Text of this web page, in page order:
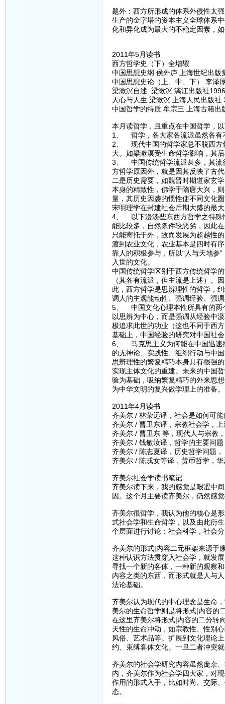
题外：西方所形成的体系外侵性太
生产的金字塔的资本主义全球体系
化和异化成为最大的不稳定因素，
2011年5月读书
西方哲学史（下）全增嘏
中国思想史纲 侯外庐 上海世纪出版
中国思想史论（上、中、下） 李泽
梁漱溟自述 梁漱溟 漓江出版社1996
人心与人生 梁漱溟 上海人民出版社
中国哲学的特质 牟宗三 上海古籍出
本月读哲学，且重点在中国哲学，
1、 哲学，各大家各流派虽然各有
2、 现代中国的哲学家总不脱西方
大。如梁漱溟受生命哲学影响，其
3、 中国传统哲学流派甚多，其流
方哲学原因外，就是因其反映了古
二是历史需要，如魏晋时期道家玄
本身的精致性，佛学于隋唐大兴，
量，其历史因袭的惯性使不同文化
宋明理学在封建社会后期大盛的最
4、 以下漫淡些东西方哲学之特殊
能比较多，自然条件较恶劣，因此
只能寄托于外，故而发展为超越性
渡到农业文化，农业基本是四时有
靠人的积极参与，所以“人与天地参
入世的文化。
中国传统哲学区别于西方传统哲学
（其各有流派，但主流是上述）。
此，西方哲学是思辨理性的哲学，
调人的主观能动性、强调经验、强
5、 中国文化心理本性所具有的两
以思辨为中心，而是强调从经验中
极追求此世的功业（这也不同于西
基础上，中国经验的研究对中国社
6、 马克思主义为何能在中国迅速
的无神论、实践性、组织行动与中
思辨理性的繁复精巧本身具有很强
实现主体文化的重建。未来的中国
验为基础，吸纳繁复精巧的外来思
为中华文明的复兴做学理上的准备。
2011年4月读书
齐美尔 / 林荣远译，社会是如何可
齐美尔 / 曹卫东译，宗教社会学，
齐美尔 / 曹卫东 等，现代人与宗教
齐美尔 / 钱敏汝译，哲学的主要问
齐美尔 / 陈志夏译，历史哲学问题
齐美尔 / 陈戎女等译，货币哲学，
齐美尔社会学读书笔记
齐美尔读下来，我的感觉是艰涩中
因。这个月主要读齐美尔，仍然感
齐美尔很哲学，我认为他的核心是
式社会学和生命哲学，以及由此衍
个层面进行讨论：社会科学，社会
齐美尔的形式|内容二元框架来源于
这种认识方法贯穿入社会学，就发
寻找一个新的客体，一种新的观察
内容之类的东西，而形式就是人与
法论基础。
齐美尔认为现代的中心理念是生命
美尔的生命哲学则是将形式|内容的
在这里齐美尔将形式|内容的二分转
天性的生命冲动，如宗教性、性别
风俗、艺术品等。扩展到文化理论
约、束缚客体文化。一旦二者冲突
齐美尔的社会学研究内容虽然庞杂
内，齐美尔作为社会学四大家，对
作用的形式入手，比如时尚、交际
态。